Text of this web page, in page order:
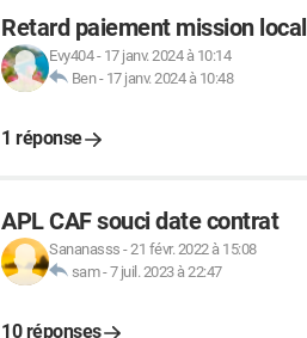
Retard paiement mission
Evy404- 17 janv. 2024 à 10:14
Ben- 17 janv. 2024 à 10:48
1 réponse
APL CAF souci date contrat
Sananasss -21 févr. 2022 à 15:08
sam-7 juil. 2023 à 22:47
10 réponses